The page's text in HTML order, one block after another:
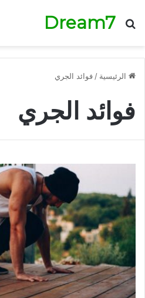
Dream7
بحث عن
الرئيسية / فوائد الجري
فوائد الجري